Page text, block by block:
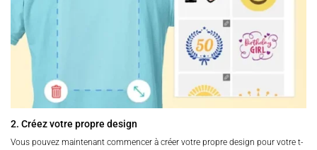
2. Créez votre propre design
Vous pouvez maintenant commencer à créer votre propre design pour votre t-